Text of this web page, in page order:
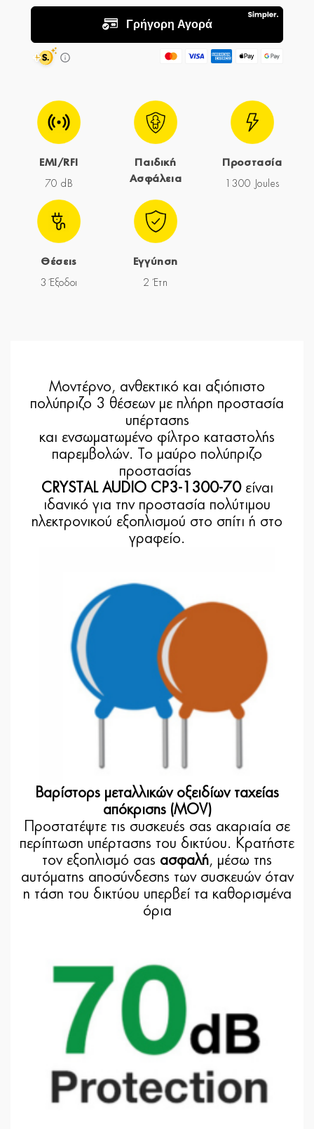
EMI/RFI
70 dB
Παιδική
Ασφάλεια
Προστασία
1300 Joules
Θέσεις
3 Έξοδοι
Εγγύηση
2 Έτη
Μοντέρνο, ανθεκτικό και αξιόπιστο
πολύπριζο 3 θέσεων με πλήρη προστασία
υπέρτασης
και ενσωματωμένο φίλτρο καταστολής
παρεμβολών. Το μαύρο πολύπριζο
προστασίας
CRYSTAL AUDIO CP3-1300-70είναι
ιδανικό για την προστασία πολύτιμου
ηλεκτρονικού εξοπλισμού στο σπίτι ή στο
γραφείο.
Βαρίστορς μεταλλικών οξειδίων ταχείας
απόκρισης (MOV)
Προστατέψτε τις συσκευές σας ακαριαία σε
περίπτωση υπέρτασης του δικτύου. Κρατήστε
τον εξοπλισμό σας ασφαλή, μέσω της
αυτόματης αποσύνδεσης των συσκευών όταν
η τάση του δικτύου υπερβεί τα καθορισμένα
όρια